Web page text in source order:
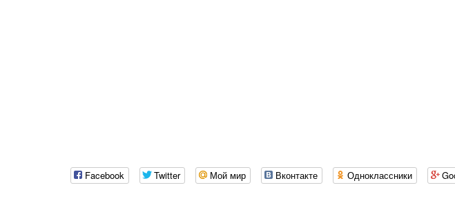
Facebook Twitter Мой мир Вконтакте Одноклассники